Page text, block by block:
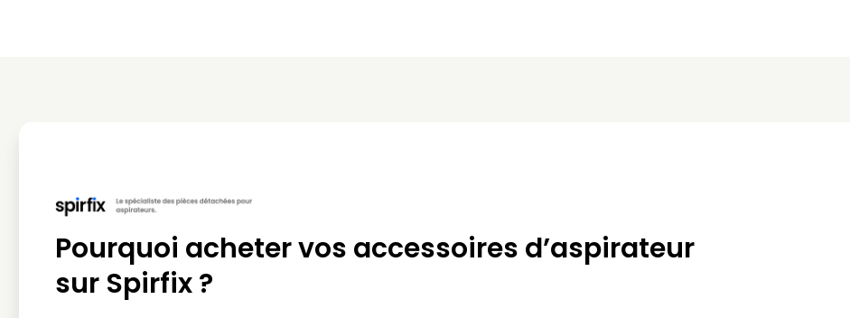
BESTRON
BESTRON DVC 1600 E
BESTRON
BESTRON
Pourquoi acheter vos accessoires d’aspirateur
sur Spirfix ?